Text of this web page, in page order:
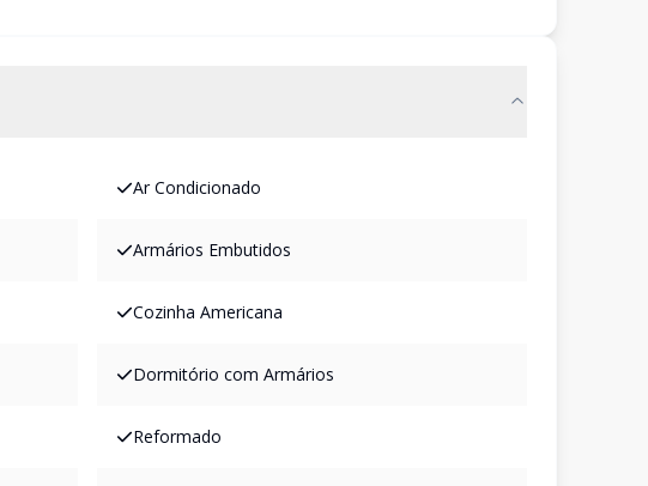
Ar Condicionado
Armários Embutidos
Cozinha Americana
Dormitório com Armários
Reformado